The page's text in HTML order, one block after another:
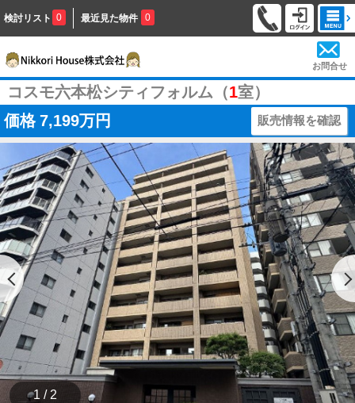
検討リスト 0 最近見た物件 0
お問合せ
コスモ六本松シティフォルム（1室）
価格 7,199万円 販売情報を確認
1 / 2